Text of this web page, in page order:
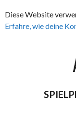
Diese Website
Erfahre, wie deine